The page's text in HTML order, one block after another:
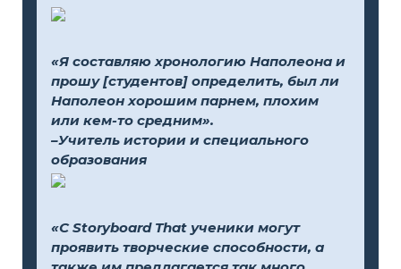
«Я составляю хронологию Наполеона и
прошу [студентов] определить, был ли
Наполеон хорошим парнем, плохим
или кем-то средним».
–Учитель истории и специального
образования
«С Storyboard That ученики могут
проявить творческие способности, а